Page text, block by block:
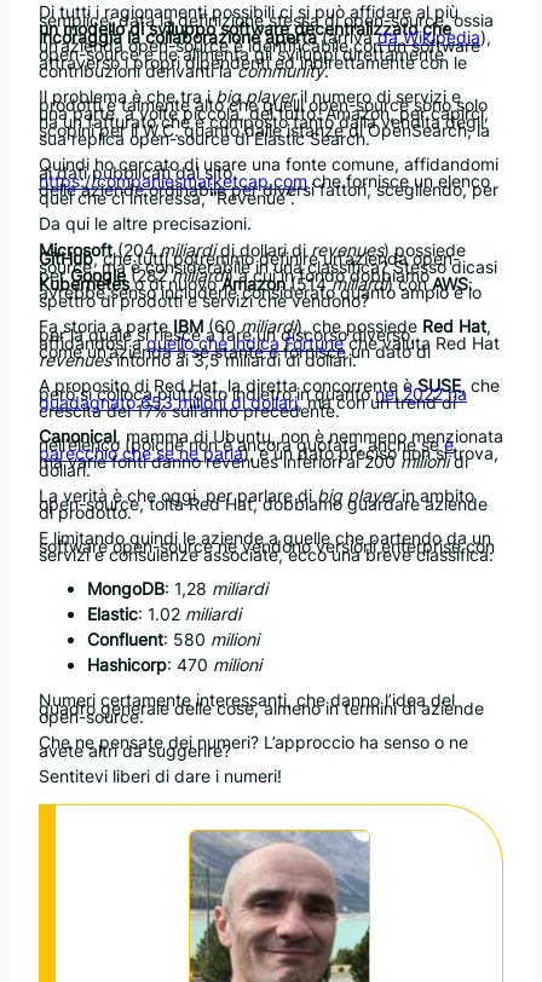
Di tutti i ragionamenti possibili ci si può affidare al più
semplice: data la definizione stessa di open-source, ossia
un modello di sviluppo software decentralizzato che
incoraggia la collaborazione aperta(arrivada Wikipedia),
un’azienda open-source è identificabile con un software
open-source e ne alimenta gli sviluppi direttamente
attraverso i propri dipendenti ed indirettamente con le
contribuzioni derivanti lacommunity.
Il problema è che tra i big playeril numero di servizi e
prodotti è talmente alto che quelli open-source sono solo
una parte, a volte piccola, del tutto. Amazon, per capirci,
ha un fatturato che è composto tanto dalla vendita degli
scopini per il W.C. quanto dalle istanze di OpenSearch, la
sua replica open-source di Elastic Search.
Quindi ho cercato di usare una fonte comune, affidandomi
ai dati pubblicati dal sito
https://companiesmarketcap.com che fornisce un elenco
delle aziende ordinabile per diversi fattori, scegliendo, per
quel che ci interessa, “Revenue”.
Da qui le altre precisazioni.
Microsoft(204miliardidi dollari di revenues) possiede
GitHub, che tutti potremmo definire un’azienda open-
source, ma è considerabile in una classifica? Stesso dicasi
perGoogle(282miliardi) a cui in fondo dobbiamo
Kuberneteso di nuovoAmazon(514miliardi) conAWS:
avrebbe senso includerle considerato quanto ampio è lo
spettro di prodotti e servizi che vendono?
Fa storia a parte IBM (60 miliardi), che possiede Red Hat,
per la quale si riesce a fare un discorso diverso,
affidandosi aquello che indica Fortuneche valuta Red Hat
come un’azienda a sé stante e fornisce un dato di
revenuesintorno ai 3,5 miliardi di dollari.
A proposito di Red Hat, la diretta concorrente èSUSE, che
però si colloca piuttosto indietro in quantonel 2022 ha
guadagnato 653 milioni di dollari, ma con un trend di
crescita del 17% sull’anno precedente.
Canonical, mamma di Ubuntu, non è nemmeno menzionata
nell’elenco (poiché non è ancora quotata, anche seè
parecchio che se ne parla), e un dato preciso non si trova,
ma varie fonti danno revenues inferiori ai 200milionidi
dollari.
La verità è che oggi, per parlare di big playerin ambito
open-source, tolta Red Hat, dobbiamo guardare aziende
di prodotto.
E limitando quindi le aziende a quelle che partendo da un
software open-source ne vendono versioni enterprise con
servizi e consulenze associate, ecco una breve classifica:
MongoDB: 1,28 miliardi
Elastic: 1.02 miliardi
Confluent: 580 milioni
Hashicorp: 470 milioni
Numeri certamente interessanti, che danno l’idea del
quadro generale delle cose, almeno in termini di aziende
open-source.
Che ne pensate dei numeri? L’approccio ha senso o ne
avete altri da suggerire?
Sentitevi liberi di dare i numeri!